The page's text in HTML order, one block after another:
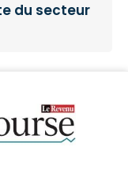
du secteur